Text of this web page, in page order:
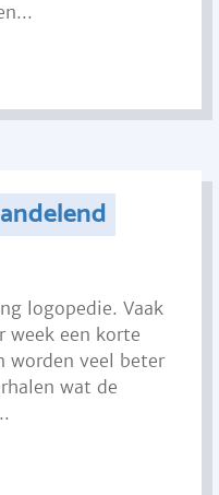
logopedie. Vaak
week een korte
worden veel beter
wat de